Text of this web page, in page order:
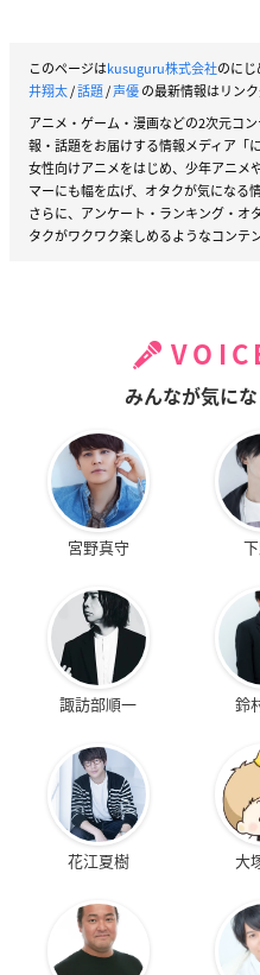
このページはkusuguru株式会社のにじ
井翔太/話題/声優の最新情報はリン
アニメ・ゲーム・漫画などの2次元コ
報・話題をお届けする情報メディア「
女性向けアニメをはじめ、少年アニメ
マーにも幅を広げ、オタクが気になる
さらに、アンケート・ランキング・オ
タクがワクワク楽しめるようなコンテ
みんなが気に
宮野真守
諏訪部順一 鈴
花江夏樹 大